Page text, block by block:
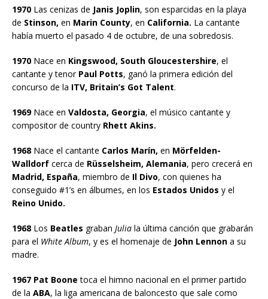
1970 Las cenizas de Janis Joplin, son esparcidas en la playa
de Stinson, en Marin County, en California. La cantante
había muerto el pasado 4 de octubre, de una sobredosis.
1970 Nace en Kingswood, South Gloucestershire, el
cantante y tenor Paul Potts, ganó la primera edición del
concurso de la ITV, Britain’s Got Talent.
1969Nace en Valdosta, Georgia, el músico cantante y
compositor de country Rhett Akins.
1968 Nace el cantante Carlos Marín, en Mörfelden-
Walldorf cerca de Rüsselsheim, Alemania, pero crecerá en
Madrid, España, miembro de Il Divo, con quienes ha
conseguido #1’s en álbumes, en los Estados Unidos y el
Reino Unido.
1968 Los Beatles graban Julia la última canción que grabarán
para el White Album, y es el homenaje de John Lennon a su
madre.
1967 Pat Boone toca el himno nacional en el primer partido
de la ABA, la liga americana de baloncesto que sale como